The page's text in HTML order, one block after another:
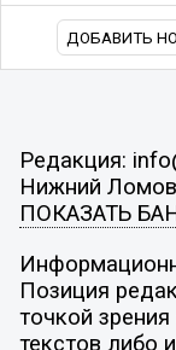
ДОБАВИТЬ
Редакция:
Нижний
ПОКАЗАТЬ
Позиция
точкой
текстов либо